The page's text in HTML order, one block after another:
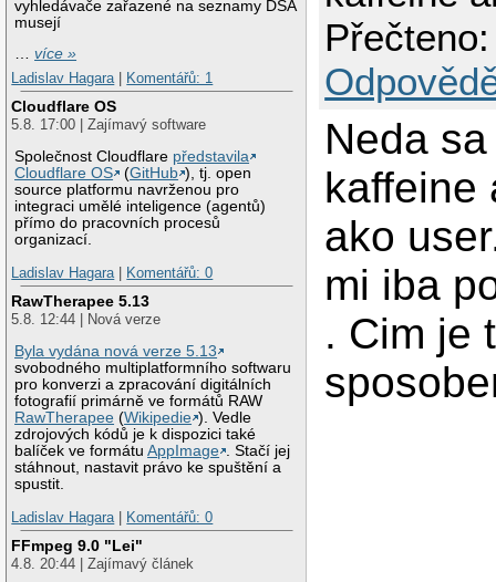
vyhledávače zařazené na seznamy DSA
musejí
…více »
Ladislav Hagara
Komentářů: 1
Cloudflare OS
5.8. 17:00 | Zajímavý software
Společnost Cloudflare představila
Cloudflare OS
(GitHub ), tj. open
source platformu navrženou pro
integraci umělé inteligence (agentů)
přímo do pracovních procesů
organizací.
Ladislav Hagara
Komentářů: 0
RawTherapee 5.13
5.8. 12:44 | Nová verze
Byla vydána nová verze 5.13
svobodného multiplatformního softwaru
pro konverzi a zpracování digitálních
fotografií primárně ve formátů RAW
RawTherapee (Wikipedie ). Vedle
zdrojových kódů je k dispozici také
balíček ve formátuAppImage . Stačí jej
stáhnout, nastavit právo ke spuštění a
spustit.
Ladislav Hagara
Komentářů: 0
FFmpeg 9.0 "Lei"
4.8. 20:44 | Zajímavý článek
Neda
kaffeine
ako
mi iba
. Cim je